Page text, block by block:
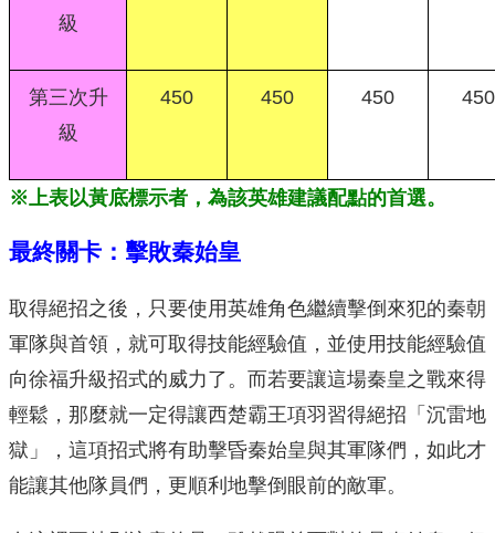
級
第三次升
級
450 450 450 450
※上表以黃底標示者，為該英雄建議配點的首選。
最終關卡：擊敗秦始皇
取得絕招之後，只要使用英雄角色繼續擊倒來犯的秦朝
軍隊與首領，就可取得技能經驗值，並使用技能經驗值
向徐福升級招式的威力了。而若要讓這場秦皇之戰來得
輕鬆，那麼就一定得讓西楚霸王項羽習得絕招「沉雷地
獄」，這項招式將有助擊昏秦始皇與其軍隊們，如此才
能讓其他隊員們，更順利地擊倒眼前的敵軍。